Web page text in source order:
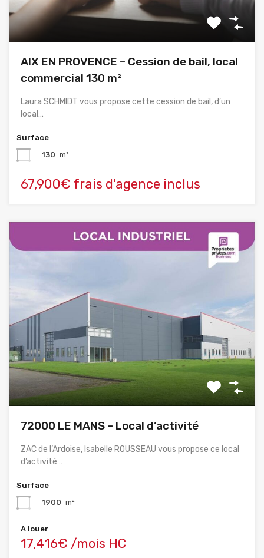
AIX EN PROVENCE – Cession de bail, local
commercial 130 m²
Laura SCHMIDT vous propose cette cession de bail, d’un
local…
Surface
130 m²
67,900€ frais d'agence inclus
72000 LE MANS – Local d’activité
ZAC de l’Ardoise, Isabelle ROUSSEAU vous propose ce local
d’activité…
Surface
1900 m²
A louer
17,416€ /mois HC